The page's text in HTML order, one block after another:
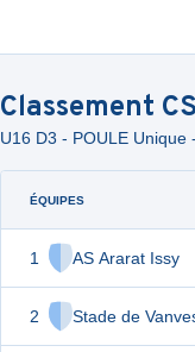
Classement CS
U16 D3 - POULE Unique -
ÉQUIPES
1 AS Ararat Issy
2 Stade de